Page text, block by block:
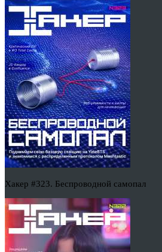
Хакер #323. Беспроводной самопал